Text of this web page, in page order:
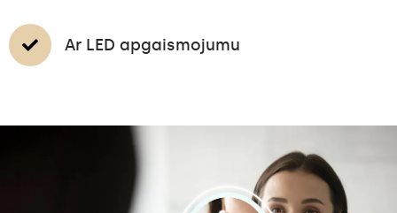
Ar LED apgaismojumu